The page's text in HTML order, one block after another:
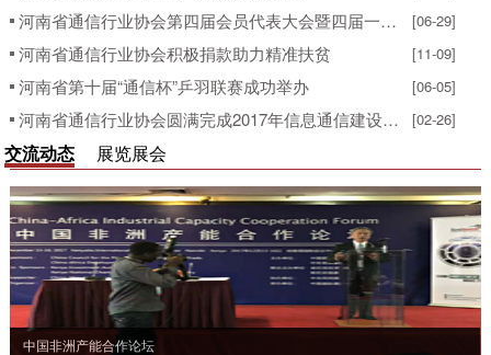
河南省通信行业协会第四届会员代表大会暨四届一次理事会议在郑州隆重召开 [06-29]
河南省通信行业协会积极捐款助力精准扶贫 [11-09]
河南省第十届“通信杯”乒羽联赛成功举办 [06-05]
河南省通信行业协会圆满完成2017年信息通信建设企业服务能力评价工作 [02-26]
交流动态 展览展会
中国非洲产能合作论坛